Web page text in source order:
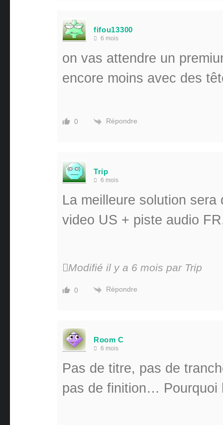
fifou13300
6 mois
on vas attendre un
encore moins avec des
0 Répondre
Trip
6 mois
La meilleure solution
video US + piste audio
Modifié il y a 6 mois par Trip
0 Répondre
Room C
6 mois
Pas de titre, pas de
pas de finition… Pourquoi